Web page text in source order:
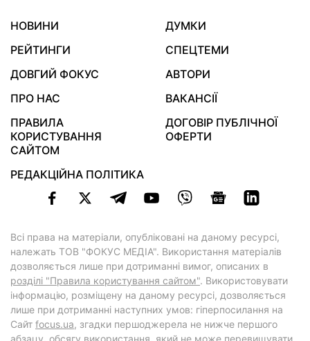
НОВИНИ
ДУМКИ
РЕЙТИНГИ
СПЕЦТЕМИ
ДОВГИЙ ФОКУС
АВТОРИ
ПРО НАС
ВАКАНСІЇ
ПРАВИЛА
КОРИСТУВАННЯ
САЙТОМ
ДОГОВІР ПУБЛІЧНОЇ
ОФЕРТИ
РЕДАКЦІЙНА ПОЛІТИКА
Всі права на матеріали, опубліковані на даному ресурсі,
належать ТОВ "ФОКУС МЕДІА". Використання матеріалів
дозволяється лише при дотриманні вимог, описаних в
розділі "Правила користування сайтом". Використовувати
інформацію, розміщену на даному ресурсі, дозволяється
лише при дотриманні наступних умов: гіперпосилання на
Cайт focus.ua, згадки першоджерела не нижче першого